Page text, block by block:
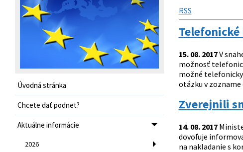
Úvodná stránka
Chcete dať podnet?
Aktuálne informácie
2026
RSS
15. 08. 2017V
možnosť
možné
otázku v zozname
Zverejnili
14. 08. 2017
dovoľuje
na nakladanie s